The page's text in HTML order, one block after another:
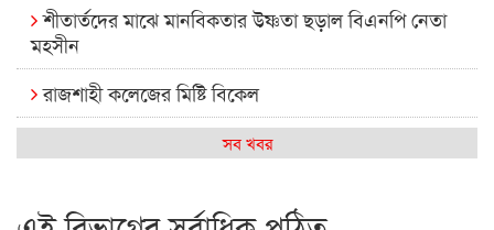
শীতার্তদের মাঝে মানবিকতার উষ্ণতা ছড়াল বিএনপি নেতা
মহসীন
রাজশাহী কলেজের মিষ্টি বিকেল
কেমন আছে আমাদের দেশের মধ্যবিত্তরা
সব খবর